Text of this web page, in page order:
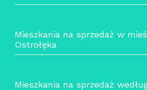
Mieszkania na sprzedaż w
Ostrołęka
Mieszkania na sprzedaż